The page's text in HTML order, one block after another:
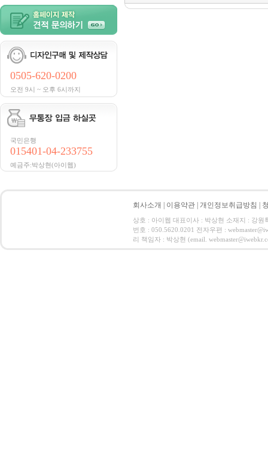
0505-620-0200
오전 9시 ~ 오후 6시까지
국민은행
015401-04-233755
예금주:박상현(아이웹)
회사소개 이용약관 개인정보취급방침
상호 : 아이웹 대표이사 : 박상현 소재지 : 강
번호 : 050.5620.0201 전자우편 :
리 책임자 : 박상현 (email.